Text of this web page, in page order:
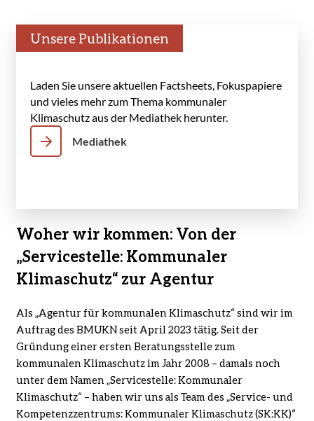
Unsere Publikationen
Laden Sie unsere aktuellen Factsheets, Fokuspapiere
und vieles mehr zum Thema kommunaler
Klimaschutz aus der Mediathek herunter.
Mediathek
Woher wir kommen: Von der
„Servicestelle: Kommunaler
Klimaschutz“ zur Agentur
Als „Agentur für kommunalen Klimaschutz“ sind wir im
Auftrag des BMUKN seit April 2023 tätig. Seit der
Gründung einer ersten Beratungsstelle zum
kommunalen Klimaschutz im Jahr 2008 – damals noch
unter dem Namen „Servicestelle: Kommunaler
Klimaschutz“ – haben wir uns als Team des „Service- und
Kompetenzzentrums: Kommunaler Klimaschutz (SK:KK)“